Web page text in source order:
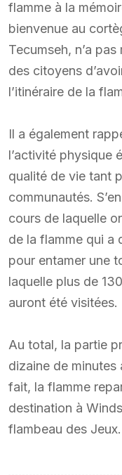
flamme à la
bienvenue au
Tecumseh, n’a
des citoyens
l’itinéraire de la
Il a également
l’activité physique
qualité de vie tant
communautés.
cours de laquelle
de la flamme qui a
pour entamer une
laquelle plus de
auront été visitées.
Au total, la partie
dizaine de minutes
fait, la flamme
destination à
flambeau des Jeux.